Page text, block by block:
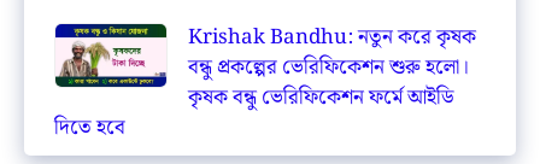
Krishak Bandhu: নতুন করে কৃষক
বন্ধু প্রকল্পের ভেরিফিকেশন শুরু হলো।
কৃষক বন্ধু ভেরিফিকেশন ফর্মে আইডি
দিতে হবে